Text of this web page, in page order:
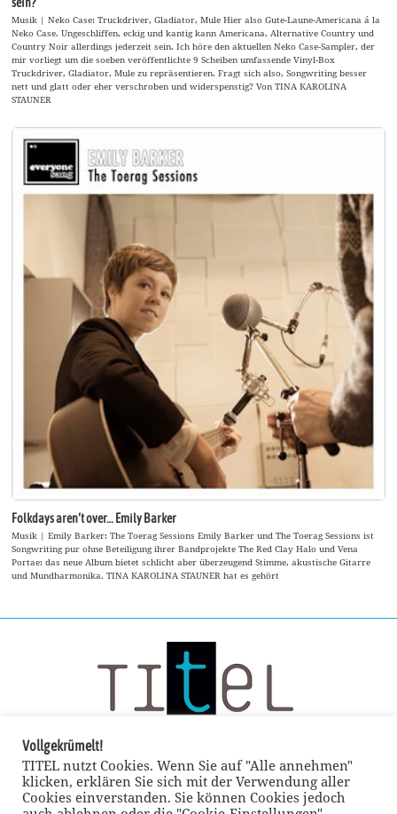
Musik | Neko Case: Truckdriver, Gladiator, Mule Hier also Gute-Laune-Americana á la
Neko Case. Ungeschliffen, eckig und kantig kann Americana, Alternative Country und
Country Noir allerdings jederzeit sein. Ich höre den aktuellen Neko Case-Sampler, der
mir vorliegt um die soeben veröffentlichte 9 Scheiben umfassende Vinyl-Box
Truckdriver, Gladiator, Mule zu repräsentieren. Fragt sich also, Songwriting besser
nett und glatt oder eher verschroben und widerspenstig? Von TINA KAROLINA
STAUNER
Folkdays aren’t over… Emily Barker
Musik | Emily Barker: The Toerag Sessions Emily Barker und The Toerag Sessions ist
Songwriting pur ohne Beteiligung ihrer Bandprojekte The Red Clay Halo und Vena
Portae: das neue Album bietet schlicht aber überzeugend Stimme, akustische Gitarre
und Mundharmonika. TINA KAROLINA STAUNER hat es gehört
Vollgekrümelt!
TITEL nutzt Cookies. Wenn Sie auf "Alle annehmen"
klicken, erklären Sie sich mit der Verwendung aller
Cookies einverstanden. Sie können Cookies jedoch